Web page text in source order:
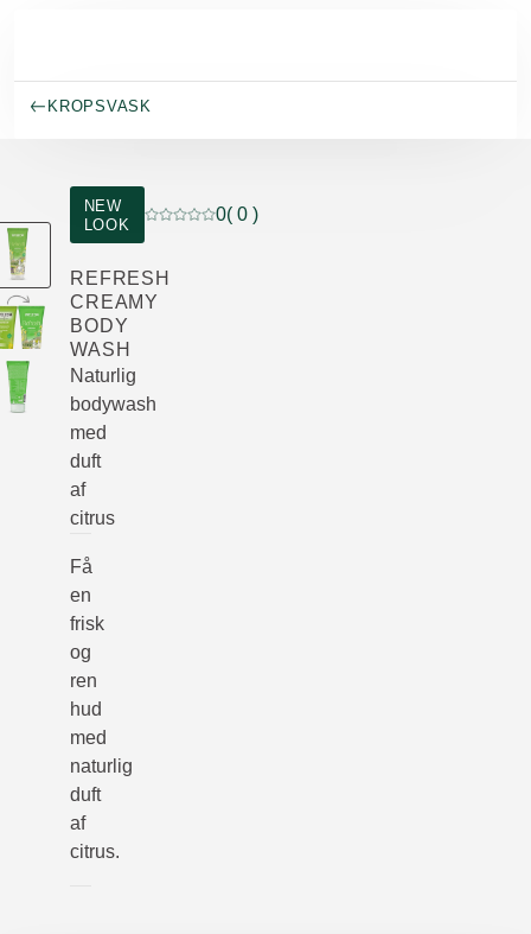
KROPSVASK
NEW
LOOK
Current rating: 0 out of 5 stars rated by 0
0( 0 )
REFRESH
CREAMY
BODY
WASH
Naturlig
bodywash
med
duft
af
citrus
Få
en
frisk
og
ren
hud
med
naturlig
duft
af
citrus.